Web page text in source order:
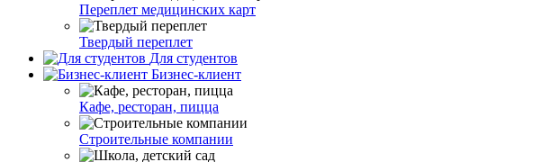
Переплет медицинских карт
Твердый переплет
Для студентов
Бизнес-клиент
Кафе, ресторан, пицца
Строительные компании